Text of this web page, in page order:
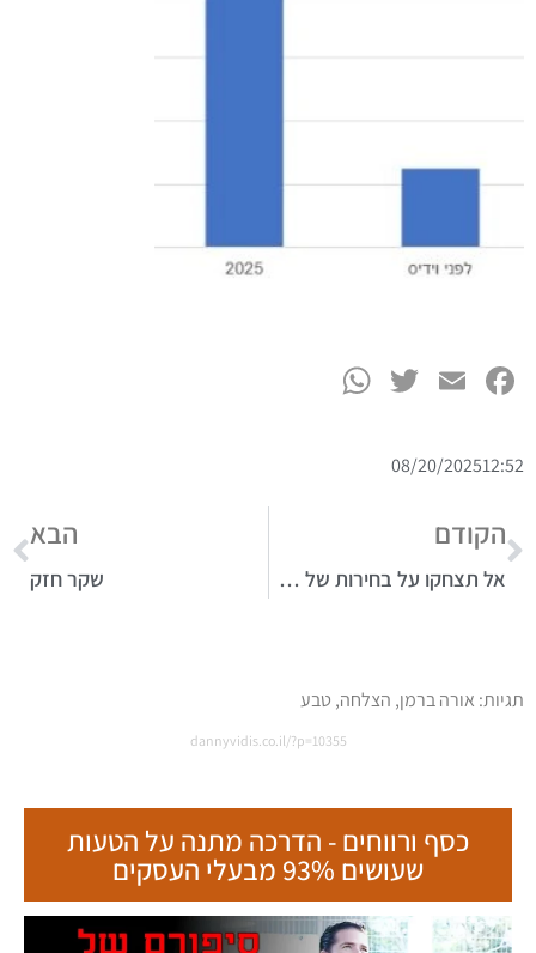
Facebook
Email
Twitter
12:52
08/20/2025
הקודם
אל תצחקו על בחירות של החברים
הבא
שקר חזק
תגיות: אורה ברמן, הצלחה, טבע
dannyvidis.co.il/?p=10355
כסף ורווחים - הדרכה מתנה על הטעות
שעושים 93% מבעלי העסקים